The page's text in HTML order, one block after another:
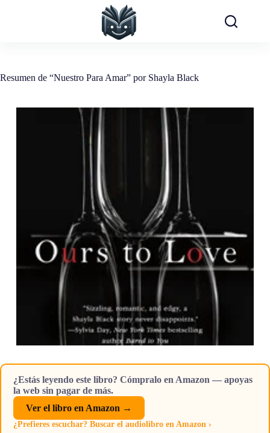
Resumen de “Nuestro Para Amar” por Shayla Black
¿Estás leyendo este libro? Cómpralo en Amazon — apoyas
la web sin pagar de más.
Ver el libro en Amazon →
¿Prefieres escuchar? Buscar el audiolibro en Amazon ›